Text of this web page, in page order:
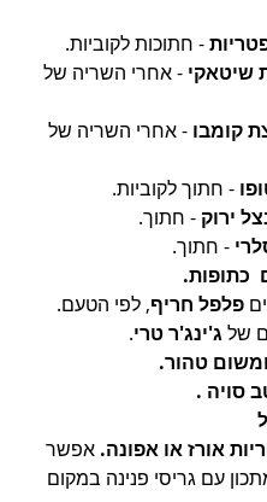
- חתוכות לקוביות.
שיטאקי - אחרי השריה של
קומבו -אחרי השריה של
- חתוך לקוביות.
ירוק - חתוך.
- חתוך.
כתופות.
פלפל חריף, לפי הטעם.
ג'ינג'ר טרי.
טהור.
סויה .
אורז או אפונה. אפשר
עם גריסי פנינה במקום